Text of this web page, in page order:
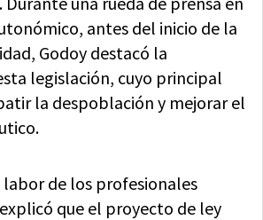
antes del inicio de la
Godoy destacó la
legislación, cuyo principal
la despoblación y mejorar el
de los profesionales
que el proyecto de ley